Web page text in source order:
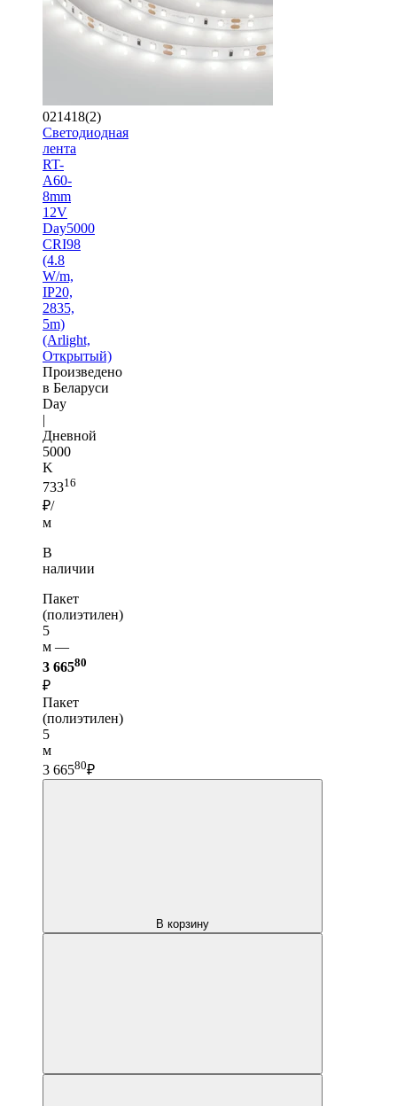
021418(2)
Светодиодная
лента
RT-
A60-
8mm
12V
Day5000
CRI98
(4.8
W/m,
IP20,
2835,
5m)
(Arlight,
Открытый)
Произведено
в Беларуси
Day
|
Дневной
5000
K
73316
₽/
м
В
наличии
Пакет
(полиэтилен)
5
м —
3 66580
₽
Пакет
(полиэтилен)
5
м
3 66580₽
В корзину